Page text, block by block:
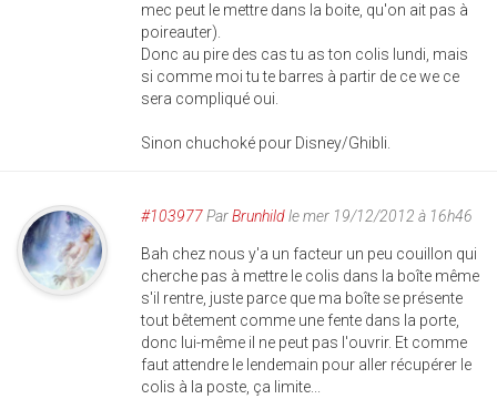
mec peut le mettre dans la boite, qu'on ait pas à
poireauter).
Donc au pire des cas tu as ton colis lundi, mais
si comme moi tu te barres à partir de ce we ce
sera compliqué oui.
Sinon chuchoké pour Disney/Ghibli.
#103977ParBrunhildle mer 19/12/2012 à 16h46
Bah chez nous y'a un facteur un peu couillon qui
cherche pas à mettre le colis dans la boîte même
s'il rentre, juste parce que ma boîte se présente
tout bêtement comme une fente dans la porte,
donc lui-même il ne peut pas l'ouvrir. Et comme
faut attendre le lendemain pour aller récupérer le
colis à la poste, ça limite...